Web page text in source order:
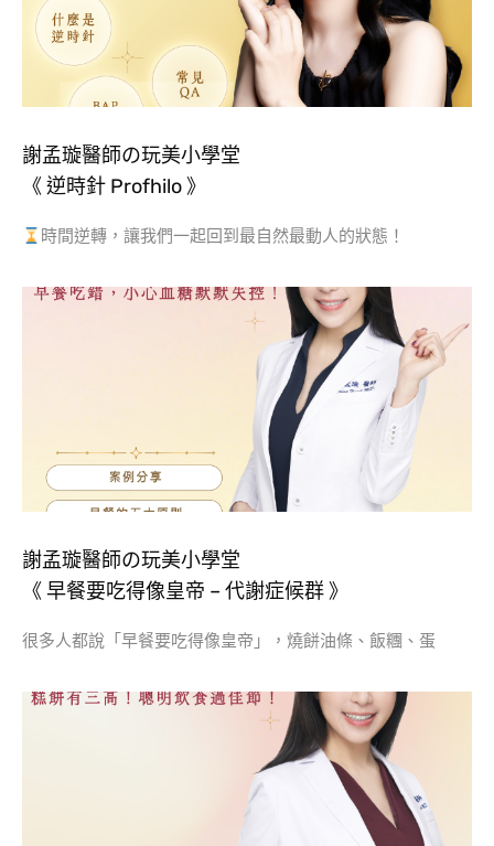
謝孟璇醫師の玩美小學堂
《 逆時針 Profhilo 》
時間逆轉，讓我們一起回到最自然最動人的狀態！
謝孟璇醫師の玩美小學堂
《 早餐要吃得像皇帝 – 代謝症候群 》
很多人都說「早餐要吃得像皇帝」，燒餅油條、飯糰、蛋